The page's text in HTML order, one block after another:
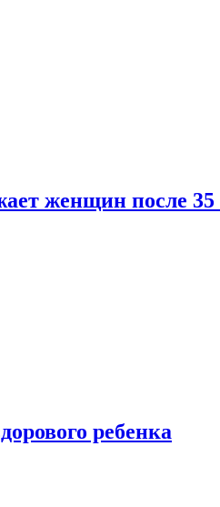
женщин после 35
ребенка